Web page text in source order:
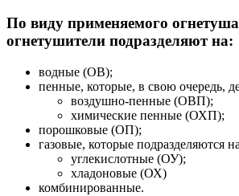
По виду применяемого
огнетушители подразделяют на:
водные (ОВ);
пенные, которые, в свою очередь,
воздушно-пенные (ОВП);
химические пенные (ОХП);
порошковые (ОП);
газовые, которые подразделяются
углекислотные (ОУ);
хладоновые (ОХ)
комбинированные.